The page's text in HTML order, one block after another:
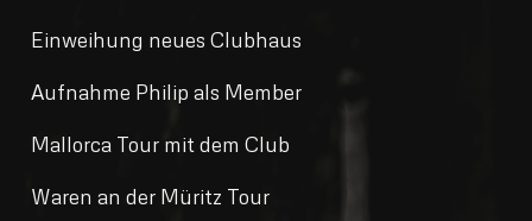
Einweihung neues Clubhaus
Aufnahme Philip als Member
Mallorca Tour mit dem Club
Waren an der Müritz Tour